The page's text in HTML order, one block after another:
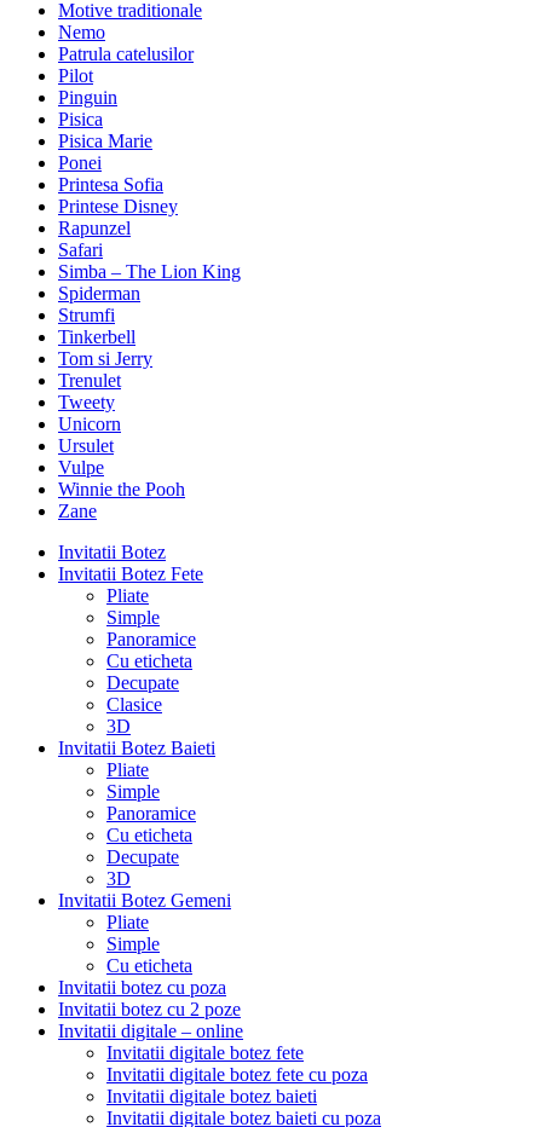
Motive traditionale
Nemo
Patrula catelusilor
Pilot
Pinguin
Pisica
Pisica Marie
Ponei
Printesa Sofia
Printese Disney
Rapunzel
Safari
Simba – The Lion King
Spiderman
Strumfi
Tinkerbell
Tom si Jerry
Trenulet
Tweety
Unicorn
Ursulet
Vulpe
Winnie the Pooh
Zane
Invitatii Botez
Invitatii Botez Fete
Pliate
Simple
Panoramice
Cu eticheta
Decupate
Clasice
3D
Invitatii Botez Baieti
Pliate
Simple
Panoramice
Cu eticheta
Decupate
3D
Invitatii Botez Gemeni
Pliate
Simple
Cu eticheta
Invitatii botez cu poza
Invitatii botez cu 2 poze
Invitatii digitale – online
Invitatii digitale botez fete
Invitatii digitale botez fete cu poza
Invitatii digitale botez baieti
Invitatii digitale botez baieti cu poza